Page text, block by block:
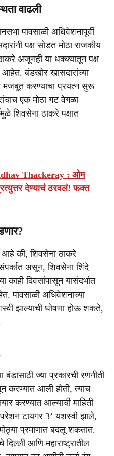
वाढली
पावसाळी अधिवेशनापूर्वी
पक्ष सोडत मोठा राजकीय
अजूनही या धक्क्यातून पक्ष
बंडखोर खासदारांच्या
मजबूत करण्याचा प्रयत्न सुरू
एक मोठा गट वेगळा
शिवसेना ठाकरे पक्षात
Thackeray : ओम
देण्याचं ठरवलं! फक्त
आहे की, शिवसेना ठाकरे
असून, शिवसेना शिंदे
काही दिवसांपासून यासंदर्भात
पावसाळी अधिवेशनाच्या
झाल्याची घोषणा होऊ शकते,
ज्या प्रकारची रणनीती
करण्यात आली होती, त्याच
करण्यात आल्याची माहिती
टायगर 3’ यशस्वी झाले,
प्रमाणात बदलू शकतात.
आणि महाराष्ट्रातील